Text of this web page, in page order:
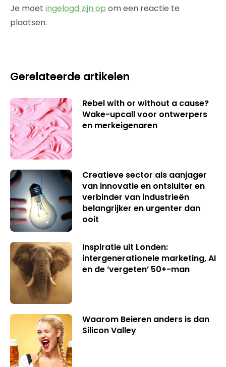
Je moet ingelogd zijn op om een reactie te
plaatsen.
Gerelateerde artikelen
Rebel with or without a cause?
Wake-upcall voor ontwerpers
en merkeigenaren
Creatieve sector als aanjager
van innovatie en ontsluiter en
verbinder van industrieën
belangrijker en urgenter dan
ooit
Inspiratie uit Londen:
intergenerationele marketing, AI
en de ‘vergeten’ 50+-man
Waarom Beieren anders is dan
Silicon Valley